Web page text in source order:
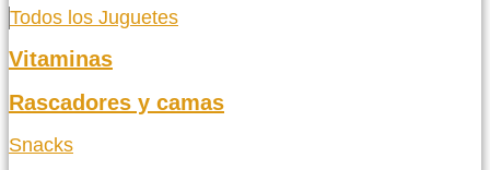
Todos los Juguetes
Vitaminas
Rascadores y camas
Snacks